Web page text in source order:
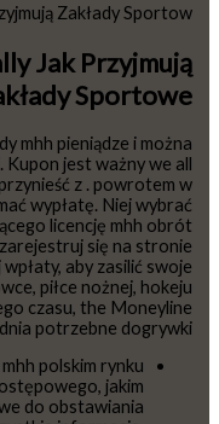
Zakłady Sportow
Jak Przyjmują
Sportowe
mhh pieniądze i można
Kupon jest ważny we all
z . powrotem w
wypłatę. Niej wybrać
licencję mhh obrót
się na stronie
aby zasilić swoje
piłce nożnej, hokeju
czasu, the Moneyline
potrzebne dogrywki.
polskim rynku
jakim
do obstawiania.